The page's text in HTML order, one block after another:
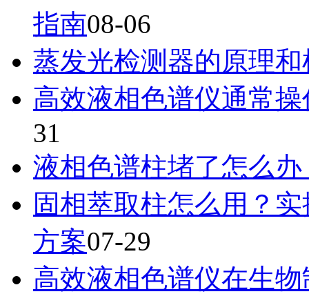
指南08-06
蒸发光检测器的原理
高效液相色谱仪通常
31
液相色谱柱堵了怎么
固相萃取柱怎么用？
方案07-29
高效液相色谱仪在生